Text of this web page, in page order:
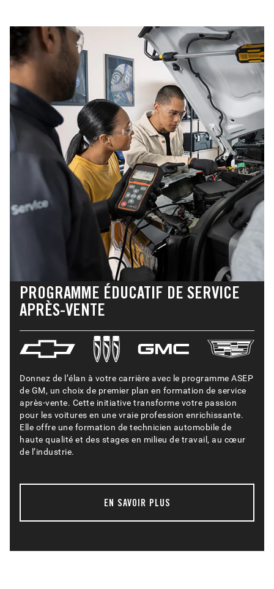
PROGRAMME ÉDUCATIF DE SERVICE
APRÈS-VENTE
Donnez de l’élan à votre carrière avec le programme ASEP
de GM, un choix de premier plan en formation de service
après-vente. Cette initiative transforme votre passion
pour les voitures en une vraie profession enrichissante.
Elle offre une formation de technicien automobile de
haute qualité et des stages en milieu de travail, au cœur
de l’industrie.
EN SAVOIR PLUS